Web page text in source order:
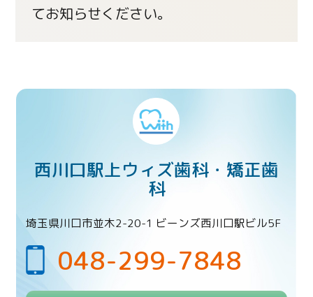
てお知らせください。
西川口駅上ウィズ歯科・矯正歯
科
埼玉県川口市並木2-20-1 ビーンズ西川口駅ビル5F
048-299-7848